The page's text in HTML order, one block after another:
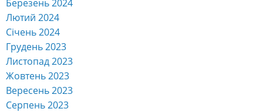
Березень 2024
Лютий 2024
Січень 2024
Грудень 2023
Листопад 2023
Жовтень 2023
Вересень 2023
Серпень 2023